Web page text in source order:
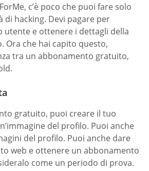
c’è poco che puoi fare solo
di hacking. Devi pagare per
utente e ottenere i dettagli della
Ora che hai capito questo,
tra un abbonamento gratuito,
gratuito, puoi creare il tuo
del profilo. Puoi anche
del profilo. Puoi anche dare
web e ottenere un abbonamento
come un periodo di prova.